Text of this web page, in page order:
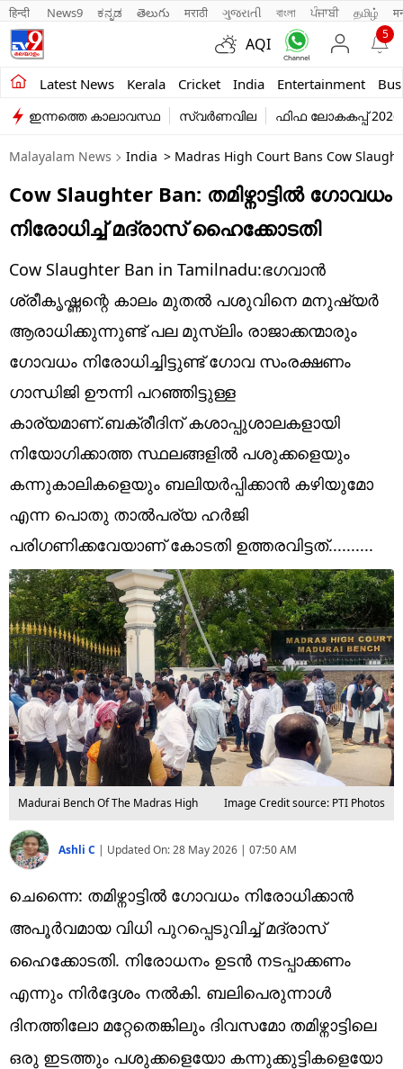
हिन्दी News9 ಕನ್ನಡ తెలుగు मराठी ગુજરાતી বাংলা ਪੰਜਾਬੀ தமிழ்
AQI
5
Latest News Kerala Cricket India Entertainment
Kerala
India
Entertainment
Business
Education
Lifestyle
world
Religion
Web Story
Photo
Short Videos
ഇന്നത്തെ കാലാവസ്ഥ സ്വർണവില ഫിഫ ലോകകപ്പ് 2026
Malayalam News India > Madras High Court Bans Cow
Cow Slaughter Ban: തമിഴ്നാട്ടിൽ ഗോവധം
നിരോധിച്ച് മദ്രാസ് ഹൈക്കോടതി
Cow Slaughter Ban in Tamilnadu:ഭഗവാൻ
ശ്രീകൃഷ്ണന്റെ കാലം മുതൽ പശുവിനെ മനുഷ്യർ
ആരാധിക്കുന്നുണ്ട് പല മുസ്ലിം രാജാക്കന്മാരും
ഗോവധം നിരോധിച്ചിട്ടുണ്ട് ഗോവ സംരക്ഷണം
ഗാന്ധിജി ഊന്നി പറഞ്ഞിട്ടുള്ള
കാര്യമാണ്.ബക്രീദിന് കശാപ്പുശാലകളായി
നിയോഗിക്കാത്ത സ്ഥലങ്ങളിൽ പശുക്കളെയും
കന്നുകാലികളെയും ബലിയർപ്പിക്കാൻ കഴിയുമോ
എന്ന പൊതു താൽപര്യ ഹർജി
പരിഗണിക്കവേയാണ് കോടതി ഉത്തരവിട്ടത്..........
Madurai Bench Of The Madras High Image Credit source: PTI Photos
Ashli C | Updated On:28 May 2026 | 07:50 AM
ചെന്നൈ: തമിഴ്നാട്ടിൽ ഗോവധം നിരോധിക്കാൻ
അപൂർവമായ വിധി പുറപ്പെടുവിച്ച് മദ്രാസ്
ഹൈക്കോടതി. നിരോധനം ഉടൻ നടപ്പാക്കണം
എന്നും നിർദ്ദേശം നൽകി. ബലിപെരുന്നാൾ
ദിനത്തിലോ മറ്റേതെങ്കിലും ദിവസമോ തമിഴ്നാട്ടിലെ
ഒരു ഇടത്തും പശുക്കളെയോ കന്നുക്കുട്ടികളെയോ